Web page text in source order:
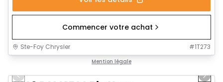
Commencer votre achat
Ste-Foy Chrysler #1T273
Mention légale
Previous slide Next